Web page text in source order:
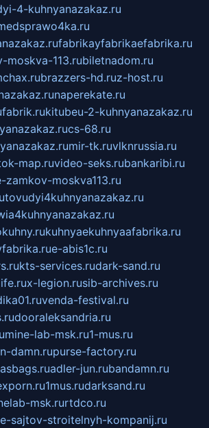
4-kuhnyanazakaz.ru
fabrikayfabrikaefabrika.ru
113.rubiletnadom.ru
brazzers-hd.ruz-host.ru
naperekate.ru
kitubeu-2-kuhnyanazakaz.ru
cs-68.ru
mir-tk.ruvlknrussia.ru
map.ruvideo-seks.rubankaribi.ru
zamkov-moskva113.ru
tovudyi4kuhnyanazakaz.ru
kuhnyaekuhnyaafabrika.ru
e-abis1c.ru
kts-services.rudark-sand.ru
x-legion.rusib-archives.ru
venda-festival.ru
dooraleksandria.ru
mine-lab-msk.ru1-mus.ru
damn.rupurse-factory.ru
adler-jun.rubandamn.ru
1mus.rudarksand.ru
msk.rurtdco.ru
sajtov-stroitelnyh-kompanij.ru